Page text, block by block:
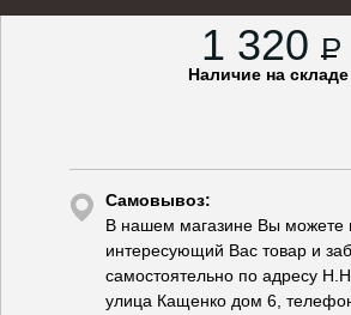
1 320 P
Наличие на складе
Самовывоз:
В нашем магазине Вы можете
интересующий Вас товар и
самостоятельно по адресу
улица Кащенко дом 6,